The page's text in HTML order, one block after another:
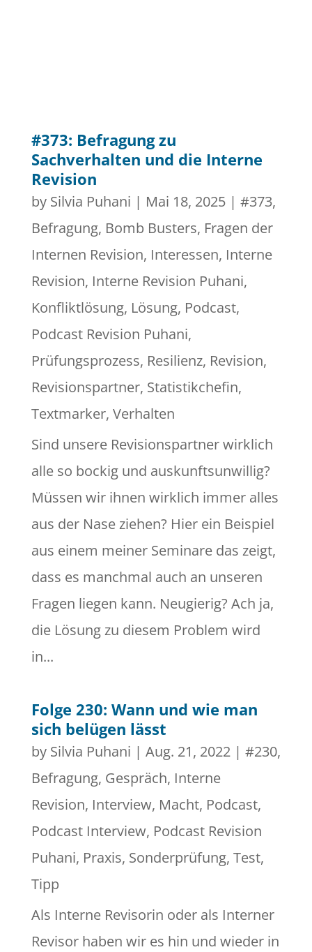
#373: Befragung zu
Sachverhalten und die Interne
Revision
by Silvia Puhani | Mai 18, 2025| #373,
Befragung, Bomb Busters, Fragen der
Internen Revision, Interessen, Interne
Revision, Interne Revision Puhani,
Konfliktlösung, Lösung, Podcast,
Podcast Revision Puhani,
Prüfungsprozess, Resilienz, Revision,
Revisionspartner, Statistikchefin,
Textmarker, Verhalten
Sind unsere Revisionspartner wirklich
alle so bockig und auskunftsunwillig?
Müssen wir ihnen wirklich immer alles
aus der Nase ziehen? Hier ein Beispiel
aus einem meiner Seminare das zeigt,
dass es manchmal auch an unseren
Fragen liegen kann. Neugierig? Ach ja,
die Lösung zu diesem Problem wird
in...
Folge 230: Wann und wie man
sich belügen lässt
by Silvia Puhani | Aug. 21, 2022| #230,
Befragung, Gespräch, Interne
Revision, Interview, Macht, Podcast,
Podcast Interview, Podcast Revision
Puhani, Praxis, Sonderprüfung, Test,
Tipp
Als Interne Revisorin oder als Interner
Revisor haben wir es hin und wieder in